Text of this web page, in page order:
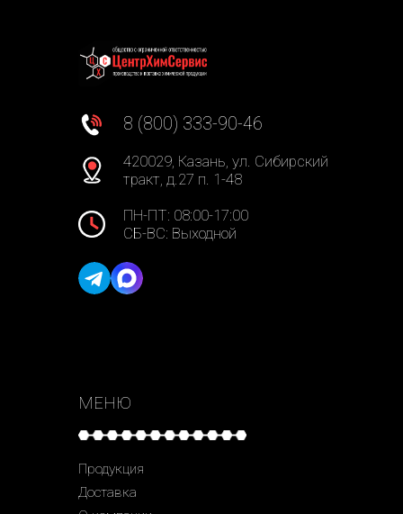
8 (800) 333-90-46
420029, Казань, ул. Сибирский
тракт, д.27 п. 1-48
ПН-ПТ: 08:00-17:00
СБ-ВС: Выходной
МЕНЮ
Продукция
Доставка